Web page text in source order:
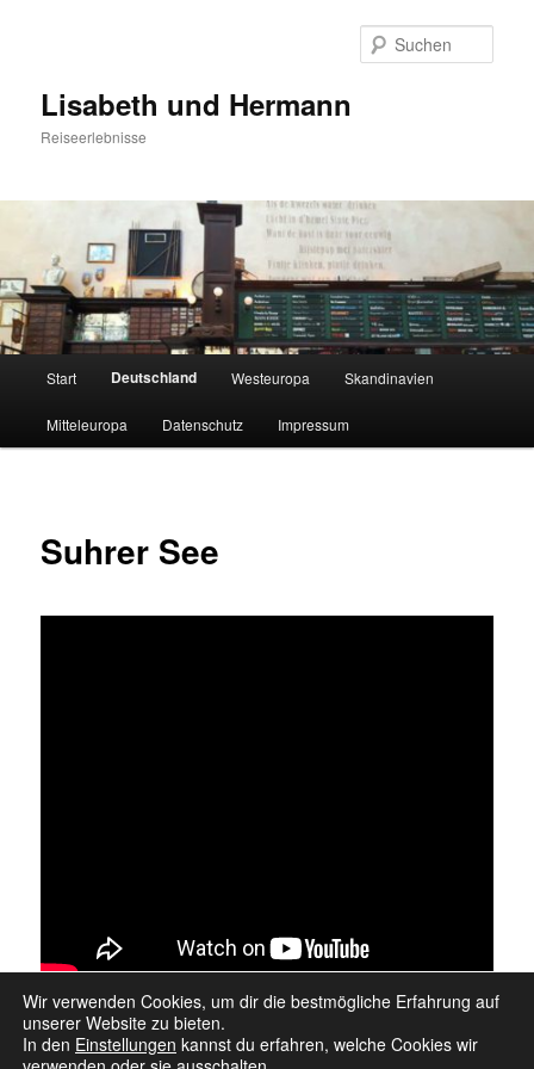
Lisabeth und Hermann
Reiseerlebnisse
Start Deutschland Westeuropa Skandinavien
Mitteleuropa Datenschutz Impressum
Suhrer See
Wir verwenden Cookies, um dir die bestmögliche Erfahrung auf
unserer Website zu bieten.
In den Einstellungen kannst du erfahren, welche Cookies wir